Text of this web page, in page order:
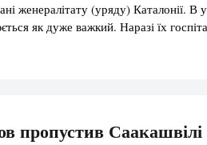
женералітату (уряду) Каталонії. В
як дуже важкий. Наразі їх
повідомлялося про 465 поранених.
пропустив Саакашвілі